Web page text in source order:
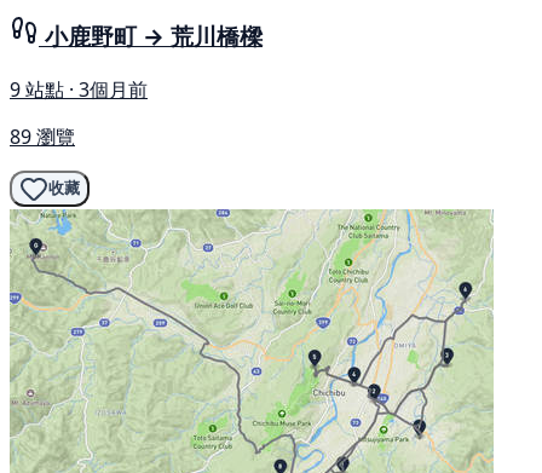
小鹿野町 → 荒川橋樑
9 站點 · 3個月前
89 瀏覽
收藏